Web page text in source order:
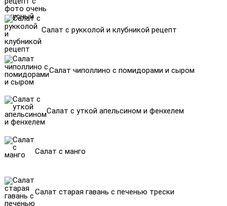
Салат с рукколой и клубникой рецепт
Салат чиполлино с помидорами и сыром
Салат с уткой апельсином и фенхелем
Салат с манго
Салат старая гавань с печенью трески